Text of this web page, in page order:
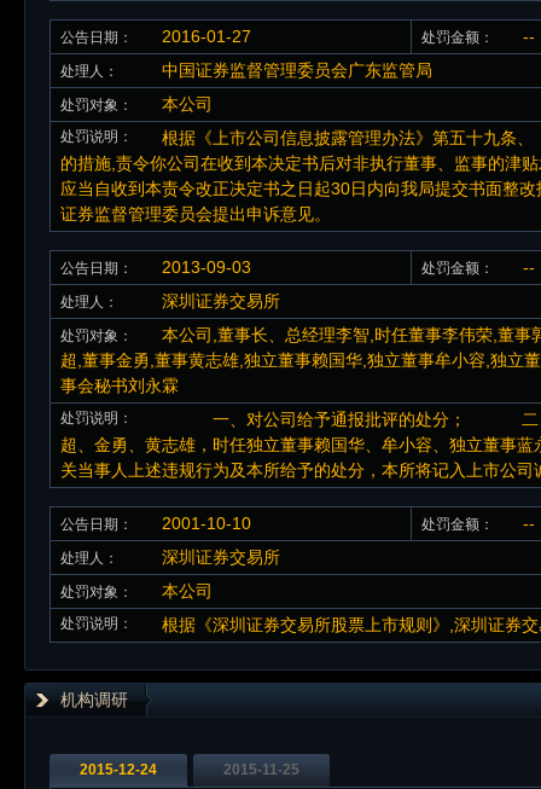
公告日期： 2016-01-27 处罚金额： --
处理人： 中国证券监督管理委员会广东监管局
处罚对象： 本公司
处罚说明：
根据《上市公司信息披露管理办法》第五十九条
的措施,责令你公司在收到本决定书后对非执行董事、监事的津
应当自收到本责令改正决定书之日起30日内向我局提交书面整
证券监督管理委员会提出申诉意见。
公告日期： 2013-09-03 处罚金额： --
处理人： 深圳证券交易所
处罚对象：
本公司,董事长、总经理李智,时任董事李伟荣,董事
超,董事金勇,董事黄志雄,独立董事赖国华,独立董事牟小容,独立
事会秘书刘永霖
处罚说明：
一、对公司给予通报批评的处分； 二、对
超、金勇、黄志雄，时任独立董事赖国华、牟小容、独立董
关当事人上述违规行为及本所给予的处分，本所将记入上市公
公告日期： 2001-10-10 处罚金额： --
处理人： 深圳证券交易所
处罚对象： 本公司
处罚说明： 根据《深圳证券交易所股票上市规则》,深圳证券
机构调研
2015-12-24 2015-11-25